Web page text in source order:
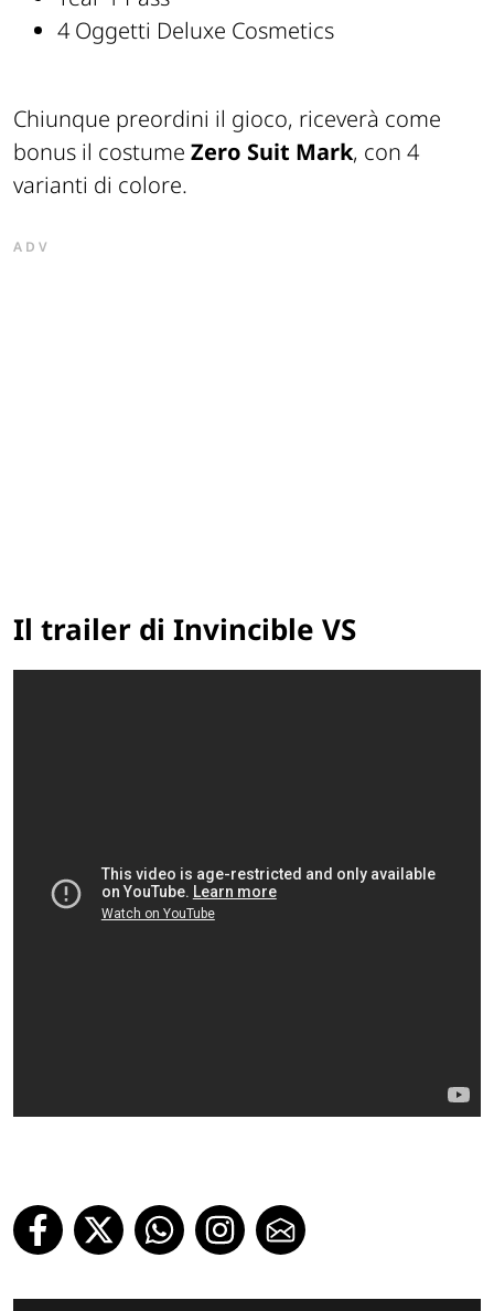
4 Oggetti Deluxe Cosmetics
Chiunque preordini il gioco, riceverà come
bonus il costume Zero Suit Mark, con 4
varianti di colore.
ADV
Il trailer di Invincible VS